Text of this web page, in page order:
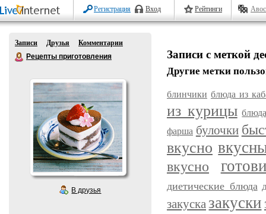
Регистрация Вход Рейтинги
Записи Друзья
Комментарии
Рецепты приготовления
В друзья
Записи с меткой
Другие метки
блинчики блюда из
из курицы
фарша булочки
вкусно
вкусно
диетические блюда
закусказакуски